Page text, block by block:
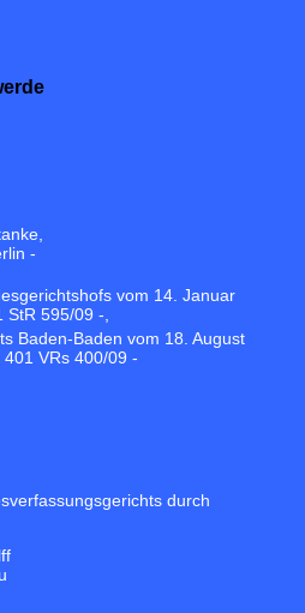
-
vom 14. Januar
StR 595/09 -,
Baden-Baden vom 18. August
VRs 400/09 -
durch